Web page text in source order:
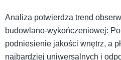
Analiza potwierdza trend
budowlano-wykończeniowej:
podniesienie jakości wnętrz, a
najbardziej uniwersalnych i